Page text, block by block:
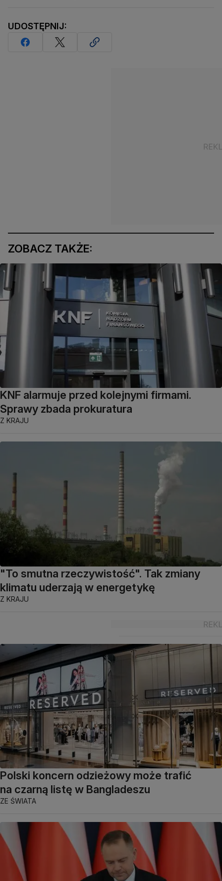
UDOSTĘPNIJ:
ZOBACZ TAKŻE:
KNF alarmuje przed kolejnymi firmami.
Sprawy zbada prokuratura
Z KRAJU
"To smutna rzeczywistość". Tak zmiany
klimatu uderzają w energetykę
Z KRAJU
Polski koncern odzieżowy może trafić
na czarną listę w Bangladeszu
ZE ŚWIATA